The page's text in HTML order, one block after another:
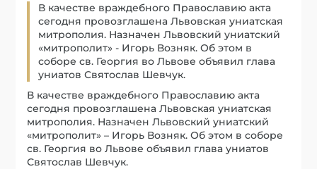
В качестве враждебного Православию акта
сегодня провозглашена Львовская униатская
митрополия. Назначен Львовский униатский
«митрополит» - Игорь Возняк. Об этом в
соборе св. Георгия во Львове объявил глава
униатов Святослав Шевчук.
В качестве враждебного Православию акта
сегодня провозглашена Львовская униатская
митрополия. Назначен Львовский униатский
«митрополит» – Игорь Возняк. Об этом в соборе
св. Георгия во Львове объявил глава униатов
Святослав Шевчук.